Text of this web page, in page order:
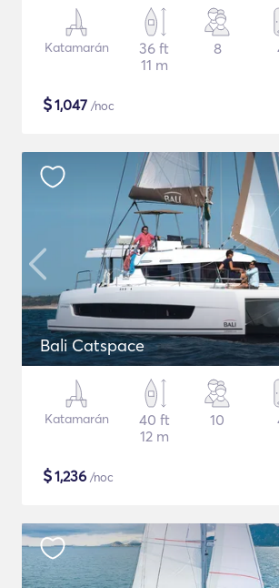
Katamarán
36 ft
11 m
8
$1,047 /noc
Bali Catspace
Katamarán
40 ft
12 m
10
$1,236 /noc